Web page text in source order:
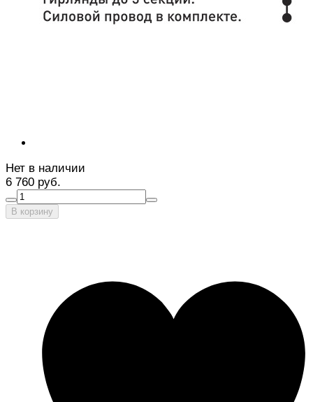
Нет в наличии
6 760 руб.
В корзину